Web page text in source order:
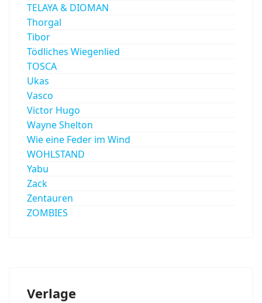
TELAYA & DIOMAN
Thorgal
Tibor
Tödliches Wiegenlied
TOSCA
Ukas
Vasco
Victor Hugo
Wayne Shelton
Wie eine Feder im Wind
WOHLSTAND
Yabu
Zack
Zentauren
ZOMBIES
Verlage